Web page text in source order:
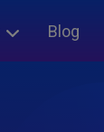
Blog